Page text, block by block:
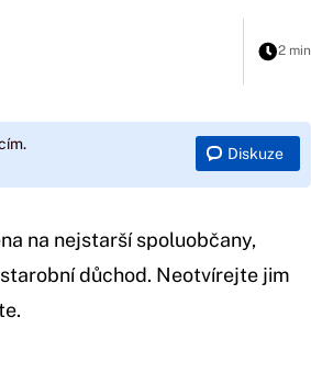
2 min
Diskuze
na nejstarší spoluobčany,
důchod. Neotvírejte jim